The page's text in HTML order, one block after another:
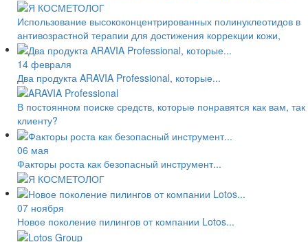
Использование высококонцентрированных полинуклеотидов в
антивозрастной терапии для достижения коррекции кожи,
14 февраля
Два продукта ARAVIA Professional, которые...
В постоянном поиске средств, которые понравятся как вам, так
клиенту?
06 мая
Факторы роста как безопасный инструмент...
07 ноября
Новое поколение пилингов от компании Lotos...